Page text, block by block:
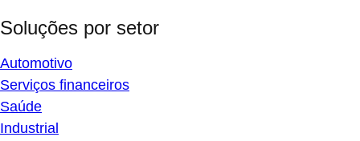
Soluções por setor
Automotivo
Serviços financeiros
Saúde
Industrial